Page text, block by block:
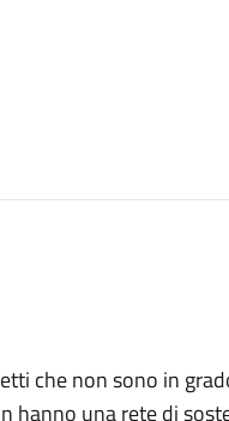
che non sono in
hanno una rete di